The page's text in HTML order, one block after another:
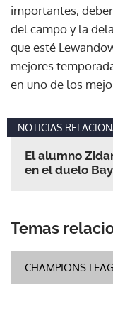
importantes,
del campo y la
que esté
mejores
en uno de los
NOTICIAS
El alumno
en el duelo
Temas
CHAMPIONS